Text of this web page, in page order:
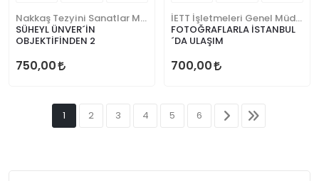
SÜHEYL ÜNVER´İN
OBJEKTİFİNDEN 2
750,00
FOTOĞRAFLARLA İSTANBUL
´DA ULAŞIM
700,00
1 2 3 4 5 6